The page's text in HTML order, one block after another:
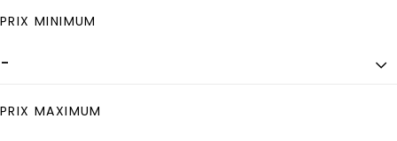
PRIX MINIMUM
PRIX MAXIMUM